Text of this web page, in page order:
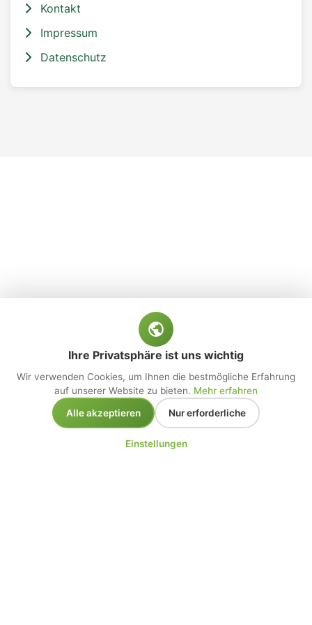
Kontakt
Impressum
Datenschutz
Ihre Privatsphäre ist uns wichtig
Wir verwenden Cookies, um Ihnen die bestmögliche Erfahrung
auf unserer Website zu bieten. Mehr erfahren
Alle akzeptieren
Nur erforderliche
Einstellungen